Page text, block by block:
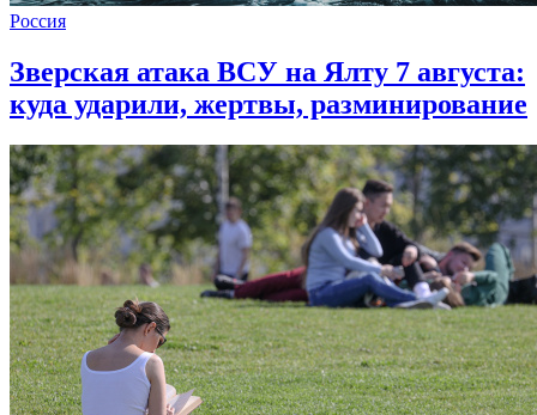
Россия
Зверская атака ВСУ на Ялту 7 августа:
куда ударили, жертвы, разминирование